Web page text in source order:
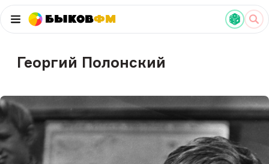
БыковФМ
Георгий Полонский